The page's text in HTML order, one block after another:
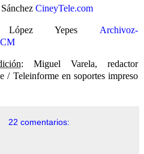
CineyTele.com
Yepes Archivoz-
: Miguel Varela, redactor
/ Teleinforme en soportes impreso
22 comentarios: